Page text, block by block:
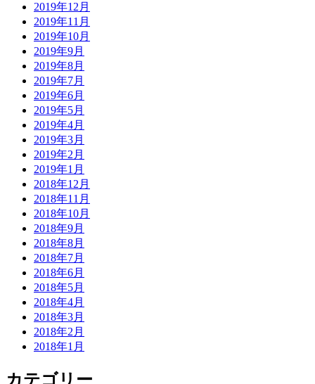
2019年12月
2019年11月
2019年10月
2019年9月
2019年8月
2019年7月
2019年6月
2019年5月
2019年4月
2019年3月
2019年2月
2019年1月
2018年12月
2018年11月
2018年10月
2018年9月
2018年8月
2018年7月
2018年6月
2018年5月
2018年4月
2018年3月
2018年2月
2018年1月
カテゴリー